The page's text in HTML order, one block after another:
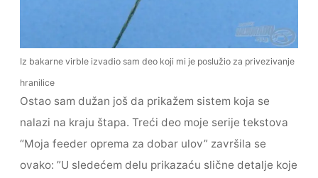
Iz bakarne virble izvadio sam deo koji mi je poslužio za privezivanje
hranilice
Ostao sam dužan još da prikažem sistem koja se
nalazi na kraju štapa. Treći deo moje serije tekstova
“Moja feeder oprema za dobar ulov” završila se
ovako: ”U sledećem delu prikazaću slične detalje koje